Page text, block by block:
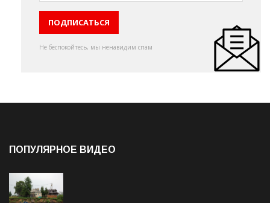
Не беспокойтесь, мы ненавидим спам
ПОПУЛЯРНОЕ ВИДЕО